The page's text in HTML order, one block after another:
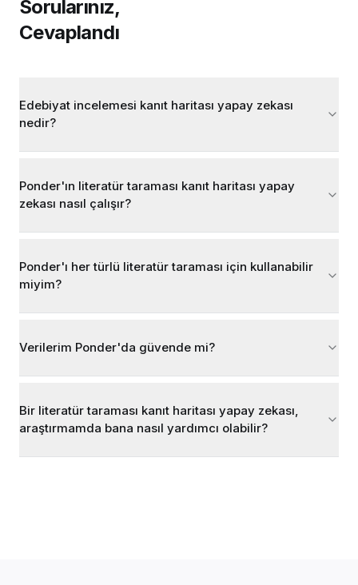
Sorularınız,
Cevaplandı
Edebiyat incelemesi kanıt haritası yapay zekası
nedir?
Ponder'ın literatür taraması kanıt haritası yapay
zekası nasıl çalışır?
Ponder'ı her türlü literatür taraması için kullanabilir
miyim?
Verilerim Ponder'da güvende mi?
Bir literatür taraması kanıt haritası yapay zekası,
araştırmamda bana nasıl yardımcı olabilir?